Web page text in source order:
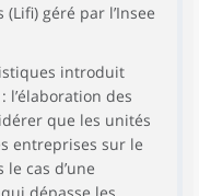
géré par l’Insee
introduit
des
que les unités
entreprises sur le
cas d’une